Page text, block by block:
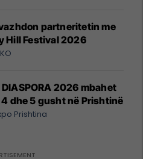
partneritetin me
Hill Festival 2026
DIASPORA 2026 mbahet
4 dhe 5 gusht në Prishtinë
Prishtina